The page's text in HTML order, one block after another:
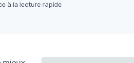
à la lecture rapide